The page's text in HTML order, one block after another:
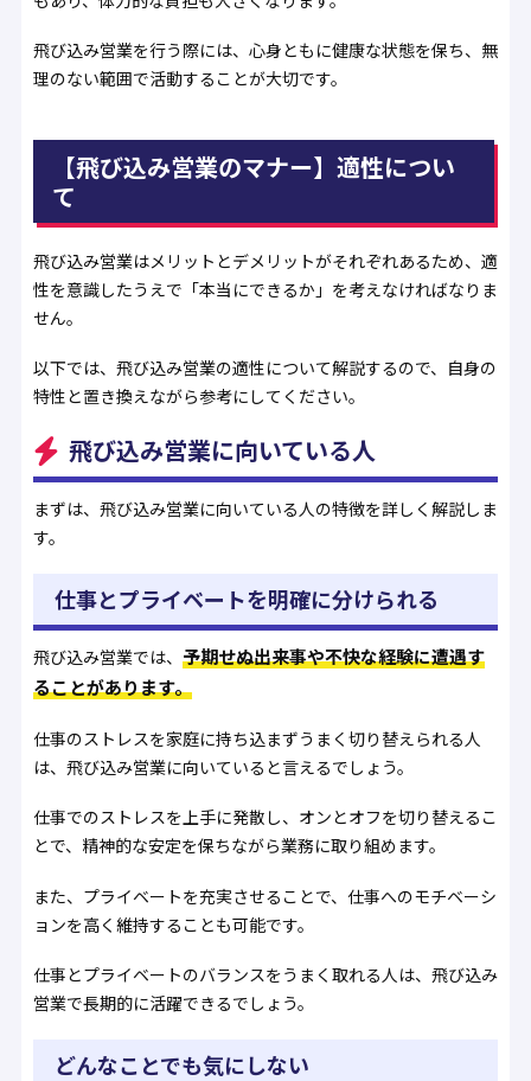
飛び込み営業を行う際には、心身ともに健康な状態を保ち、無
理のない範囲で活動することが大切です。
【飛び込み営業のマナー】適性につい
て
飛び込み営業はメリットとデメリットがそれぞれあるため、適
性を意識したうえで「本当にできるか」を考えなければなりま
せん。
以下では、飛び込み営業の適性について解説するので、自身の
特性と置き換えながら参考にしてください。
飛び込み営業に向いている人
まずは、飛び込み営業に向いている人の特徴を詳しく解説しま
す。
仕事とプライベートを明確に分けられる
飛び込み営業では、 予期せぬ出来事や不快な経験に遭遇す
ることがあります。
仕事のストレスを家庭に持ち込まずうまく切り替えられる人
は、飛び込み営業に向いていると言えるでしょう。
仕事でのストレスを上手に発散し、オンとオフを切り替えるこ
とで、精神的な安定を保ちながら業務に取り組めます。
また、プライベートを充実させることで、仕事へのモチベーシ
ョンを高く維持することも可能です。
仕事とプライベートのバランスをうまく取れる人は、飛び込み
営業で長期的に活躍できるでしょう。
どんなことでも気にしない